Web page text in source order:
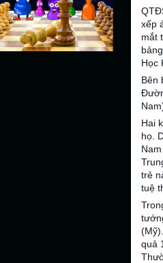
xếp
mắt
Học
Bên
Hai
họ.
trẻ
tuệ
quả